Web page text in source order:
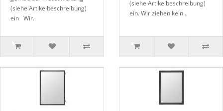
(siehe Artikelbeschreibung)
ein Wir..
(siehe Artikelbeschreibung)
ein. Wir ziehen kein..